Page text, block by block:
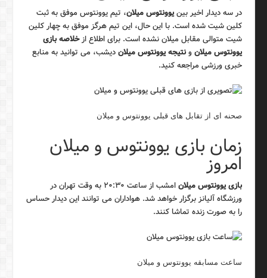
در سه دیدار اخیر بینیوونتوس میلان، تیم یوونتوس موفق به ثبت
کلین شیت شده است. با این حال، این تیم هرگز موفق به چهار کلین
شیت متوالی مقابل میلان نشده است. برای اطلاع ازخلاصه بازی
یوونتوس میلانونتیجه یوونتوس میلاندیشب، می توانید به منابع
خبری ورزشی مراجعه کنید.
صحنه ای از تقابل های قبلی یوونتوس و میلان
زمان بازی یوونتوس و میلان
امروز
بازی یوونتوس میلان
امشب از ساعت ۲۰:۳۰ به وقت تهران در
ورزشگاه آلیانز برگزار خواهد شد. هواداران می توانند این دیدار حساس
را به صورت زنده تماشا کنند.
ساعت مسابقه یوونتوس و میلان